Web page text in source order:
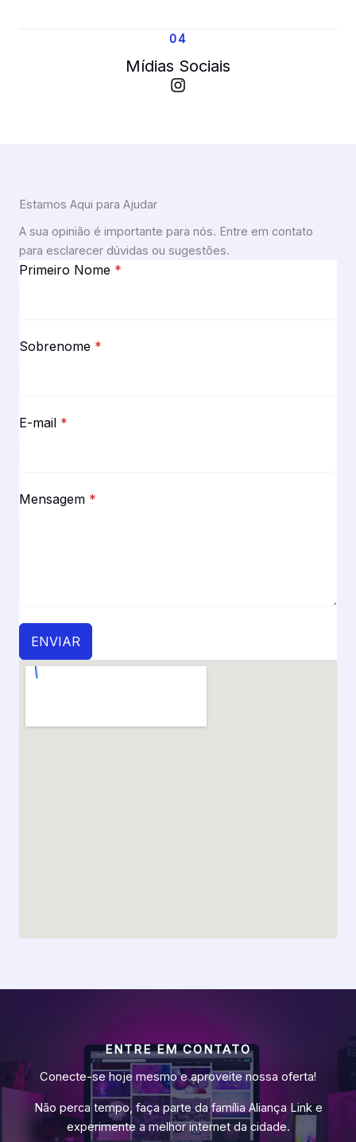
04
Mídias Sociais
Estamos Aqui para Ajudar
A sua opinião é importante para nós. Entre em contato
para esclarecer dúvidas ou sugestões.
Primeiro Nome *
Sobrenome *
E-mail *
Mensagem *
ENVIAR
ENTRE EM CONTATO
Conecte-se hoje mesmo e aproveite nossa oferta!
Não perca tempo, faça parte da família Aliança Link e
experimente a melhor internet da cidade.